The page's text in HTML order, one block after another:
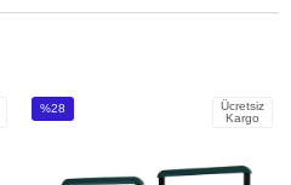
%28
Ücretsiz
Kargo